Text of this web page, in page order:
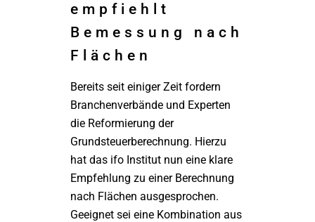
empfiehlt
Bemessung nach
Flächen
Bereits seit einiger Zeit fordern
Branchenverbände und Experten
die Reformierung der
Grundsteuerberechnung. Hierzu
hat das ifo Institut nun eine klare
Empfehlung zu einer Berechnung
nach Flächen ausgesprochen.
Geeignet sei eine Kombination aus